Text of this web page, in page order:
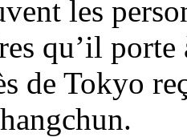
les
qu’il
de Tokyo